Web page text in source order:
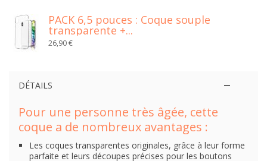
PACK 6,5 pouces : Coque souple
transparente +...
26,90 €
DÉTAILS
Pour une personne très âgée, cette
coque a de nombreux avantages :
Les coques transparentes originales, grâce à leur forme
parfaite et leurs découpes précises pour les boutons